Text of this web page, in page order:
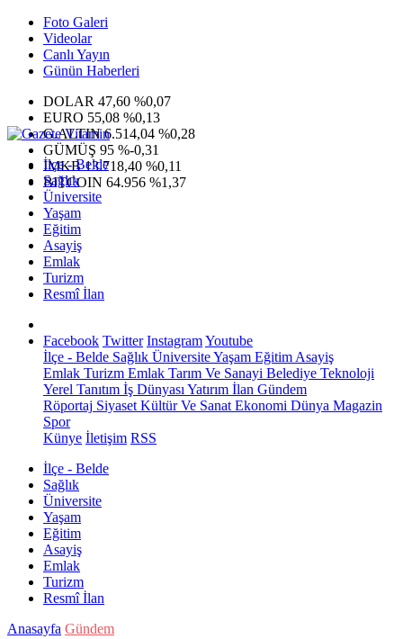
Foto Galeri
Videolar
Canlı Yayın
Günün Haberleri
DOLAR 47,60 %0,07
EURO 55,08 %0,13
G.ALTIN6.514,04 %0,28
GÜMÜŞ 95 %-0,31
IMKB13.718,40 %0,11
BITCOIN 64.956 %1,37
İlçe - Belde
Sağlık
Üniversite
Yaşam
Eğitim
Asayiş
Emlak
Turizm
Resmî İlan
Facebook Twitter InstagramYoutube
İlçe - Belde Sağlık ÜniversiteYaşam Eğitim Asayiş
Emlak Turizm Emlak Tarım Ve Sanayi Belediye Teknoloji
Yerel Tanıtım İş Dünyası Yatırım İlan Gündem
Röportaj Siyaset Kültür Ve Sanat Ekonomi Dünya Magazin
Spor
Künye İletişim RSS
İlçe - Belde
Sağlık
Üniversite
Yaşam
Eğitim
Asayiş
Emlak
Turizm
Resmî İlan
Anasayfa Gündem